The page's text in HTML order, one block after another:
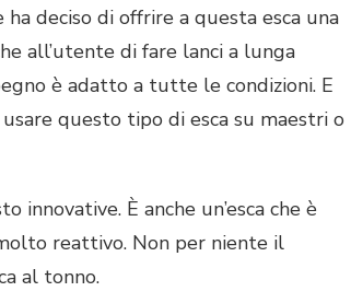
deciso di offrire a questa esca una
all’utente di fare lanci a lunga
è adatto a tutte le condizioni. E
questo tipo di esca su maestri o
innovative. È anche un’esca che è
reattivo. Non per niente il
al tonno.